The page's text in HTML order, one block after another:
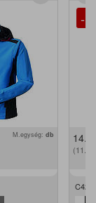
M.egység: db
-
C42 -